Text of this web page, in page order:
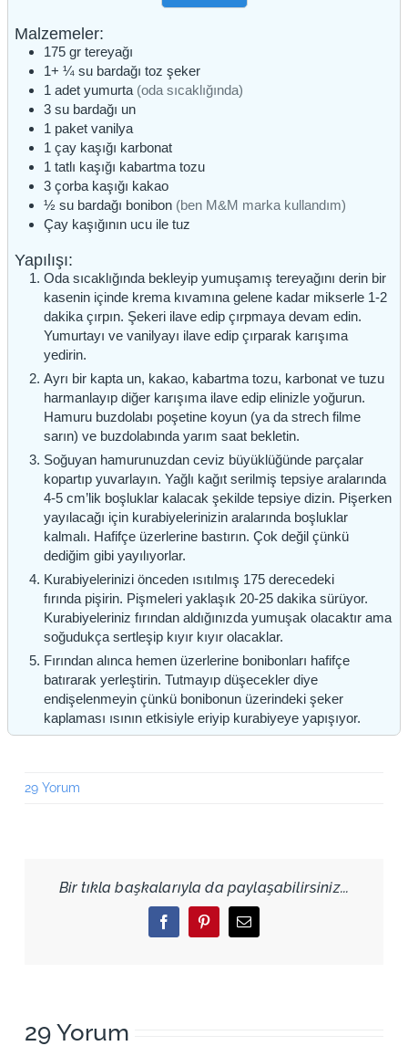
Malzemeler:
175 gr tereyağı
1+ ¼ su bardağı toz şeker
1 adet yumurta (oda sıcaklığında)
3 su bardağı un
1 paket vanilya
1 çay kaşığı karbonat
1 tatlı kaşığı kabartma tozu
3 çorba kaşığı kakao
½ su bardağı bonibon (ben M&M marka kullandım)
Çay kaşığının ucu ile tuz
Yapılışı:
Oda sıcaklığında bekleyip yumuşamış tereyağını derin bir
kasenin içinde krema kıvamına gelene kadar mikserle 1-2
dakika çırpın. Şekeri ilave edip çırpmaya devam edin.
Yumurtayı ve vanilyayı ilave edip çırparak karışıma
yedirin.
Ayrı bir kapta un, kakao, kabartma tozu, karbonat ve tuzu
harmanlayıp diğer karışıma ilave edip elinizle yoğurun.
Hamuru buzdolabı poşetine koyun (ya da strech filme
sarın) ve buzdolabında yarım saat bekletin.
Soğuyan hamurunuzdan ceviz büyüklüğünde parçalar
kopartıp yuvarlayın. Yağlı kağıt serilmiş tepsiye aralarında
4-5 cm’lik boşluklar kalacak şekilde tepsiye dizin. Pişerken
yayılacağı için kurabiyelerinizin aralarında boşluklar
kalmalı. Hafifçe üzerlerine bastırın. Çok değil çünkü
dediğim gibi yayılıyorlar.
Kurabiyelerinizi önceden ısıtılmış 175 derecedeki
fırında pişirin. Pişmeleri yaklaşık 20-25 dakika sürüyor.
Kurabiyeleriniz fırından aldığınızda yumuşak olacaktır ama
soğudukça sertleşip kıyır kıyır olacaklar.
Fırından alınca hemen üzerlerine bonibonları hafifçe
batırarak yerleştirin. Tutmayıp düşecekler diye
endişelenmeyin çünkü bonibonun üzerindeki şeker
kaplaması ısının etkisiyle eriyip kurabiyeye yapışıyor.
29 Yorum
Bir tıkla başkalarıyla da paylaşabilirsiniz...
FacebookPinterestEmail
29 Yorum